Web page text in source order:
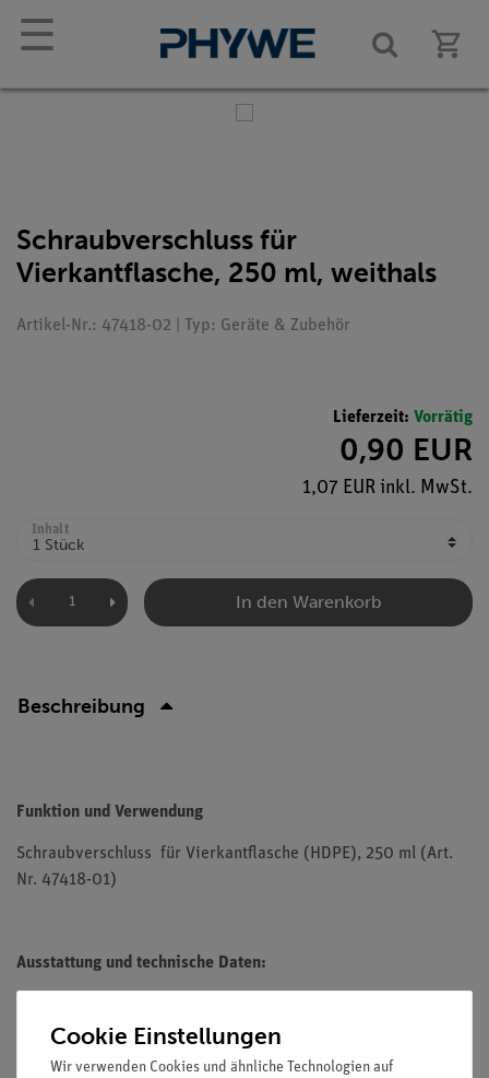
☰
Schraubverschluss für
Vierkantflasche, 250 ml, weithals
Artikel-Nr.: 47418-02 | Typ: Geräte & Zubehör
Lieferzeit: Vorrätig
0,90 EUR
1,07 EUR inkl. MwSt.
Inhalt
In den Warenkorb
Beschreibung
Funktion und Verwendung
Schraubverschluss für Vierkantflasche (HDPE), 250 ml (Art.
Nr. 47418-01)
Ausstattung und technische Daten:
blau
Cookie Einstellungen
Wir verwenden Cookies und ähnliche Technologien auf